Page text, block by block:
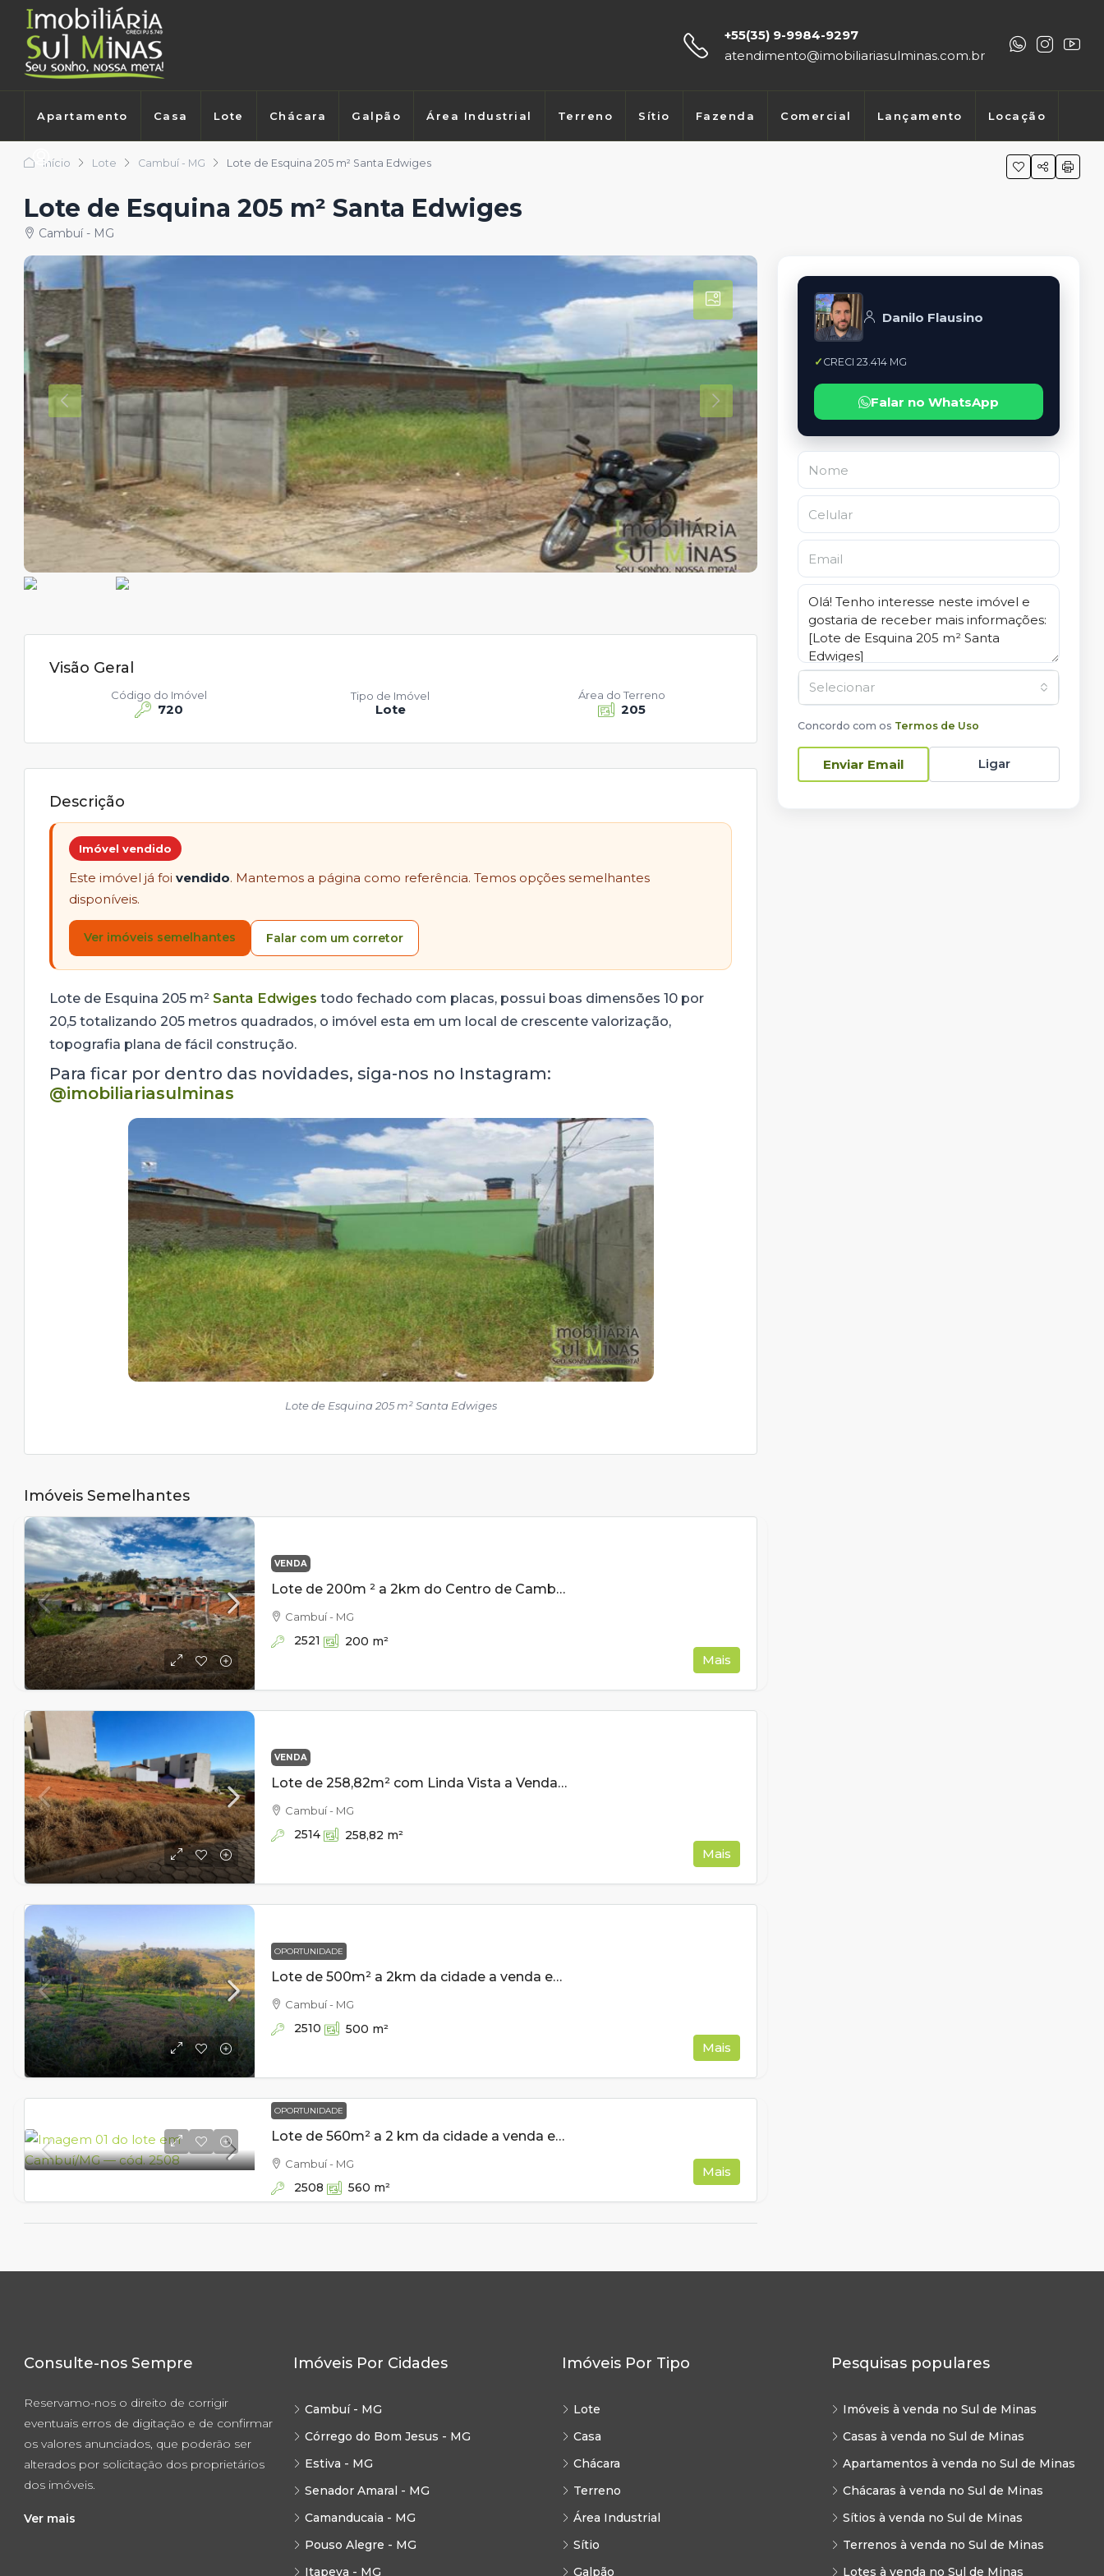
+55(35) 9-9984-9297
atendimento@imobiliariasulminas.com.br
Apartamento Casa Lote Chácara Galpão Área Industrial Terreno Sítio Fazenda Comercial Lançamento Locação
Início Lote Cambuí - MG Lote de Esquina 205 m² Santa Edwiges
Lote de Esquina 205 m² Santa Edwiges
Cambuí - MG
Visão Geral
720
Código do Imóvel
Lote
Tipo de Imóvel
205
Área do Terreno
Descrição
Imóvel vendido
Este imóvel já foi vendido. Mantemos a página como referência. Temos opções semelhantes
disponíveis.
Ver imóveis semelhantes Falar com um corretor
Lote de Esquina 205 m² Santa Edwiges todo fechado com placas, possui boas dimensões 10 por
20,5 totalizando 205 metros quadrados, o imóvel esta em um local de crescente valorização,
topografia plana de fácil construção.
Para ficar por dentro das novidades, siga-nos no Instagram:
@imobiliariasulminas
Lote de Esquina 205 m² Santa Edwiges
Imóveis Semelhantes
VENDA
Lote de 200m ² a 2km do Centro de Cambui MG À Venda
Cambuí - MG
2521 200 m²
Mais
VENDA
Lote de 258,82m² com Linda Vista a Venda em Cambui MG
Cambuí - MG
2514 258,82 m²
Mais
OPORTUNIDADE
Lote de 500m² a 2km da cidade a venda em Cambui MG
Cambuí - MG
2510 500 m²
Mais
OPORTUNIDADE
Lote de 560m² a 2 km da cidade a venda em Cambui MG
Cambuí - MG
2508 560 m²
Mais
Danilo Flausino
CRECI 23.414 MG
Falar no WhatsApp
Selecionar
Concordo com os Termos de Uso
Enviar Email Ligar
Consulte-nos Sempre
Reservamo-nos o direito de corrigir
eventuais erros de digitação e de confirmar
os valores anunciados, que poderão ser
alterados por solicitação dos proprietários
dos imóveis.
Ver mais
Imóveis Por Cidades
Cambuí - MG
Córrego do Bom Jesus - MG
Estiva - MG
Senador Amaral - MG
Camanducaia - MG
Pouso Alegre - MG
Itapeva - MG
Imóveis Por Tipo
Lote
Casa
Chácara
Terreno
Área Industrial
Sítio
Galpão
Pesquisas populares
Imóveis à venda no Sul de Minas
Casas à venda no Sul de Minas
Apartamentos à venda no Sul de Minas
Chácaras à venda no Sul de Minas
Sítios à venda no Sul de Minas
Terrenos à venda no Sul de Minas
Lotes à venda no Sul de Minas